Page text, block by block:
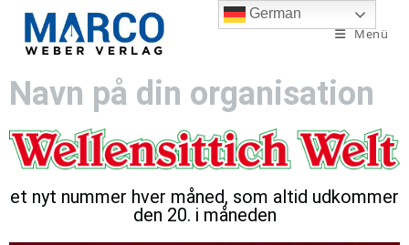
Menü
Navn på din organisation
et nyt nummer hver måned, som altid udkommer
den 20. i måneden
German